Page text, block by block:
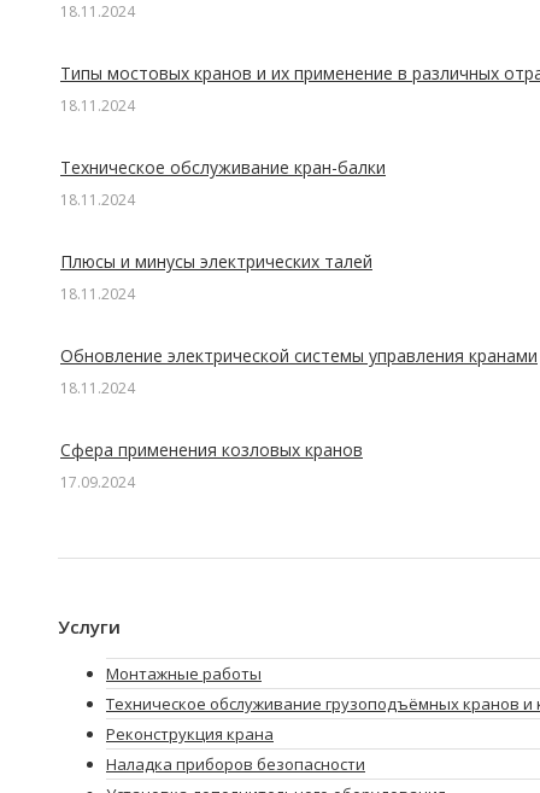
18.11.2024
Типы мостовых кранов и их применение в различных
18.11.2024
Техническое обслуживание кран-балки
18.11.2024
Плюсы и минусы электрических талей
18.11.2024
Обновление электрической системы управления кранами
18.11.2024
Сфера применения козловых кранов
17.09.2024
Услуги
Монтажные работы
Техническое обслуживание грузоподъёмных кранов и
Реконструкция крана
Наладка приборов безопасности